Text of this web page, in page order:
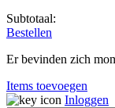
Subtotaal:
Bestellen
Er bevinden zich
Items toevoegen
Inloggen